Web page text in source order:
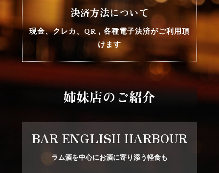
決済方法について
現金、クレカ、QR，各種電子決済がご利用頂
けます
姉妹店のご紹介
BAR ENGLISH HARBOUR
ラム酒を中心にお酒に寄り添う軽食も